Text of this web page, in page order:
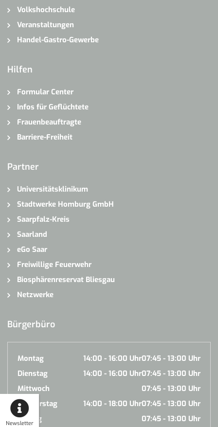
Newsletter
Volkshochschule
Veranstaltungen
Handel-Gastro-Gewerbe
Hilfen
Formular Center
Infos für Geflüchtete
Frauenbeauftragte
Barriere-Freiheit
Partner
Universitätsklinikum
Stadtwerke Homburg GmbH
Saarpfalz-Kreis
Saarland
eGo Saar
Freiwillige Feuerwehr
Biosphärenreservat Bliesgau
Netzwerke
Bürgerbüro
Montag 07:45 - 13:00 Uhr
14:00 - 16:00 Uhr
Dienstag
07:45 - 13:00 Uhr
14:00 - 16:00 Uhr
Mittwoch
07:45 - 13:00 Uhr
Donnerstag
07:45 - 13:00 Uhr
14:00 - 18:00 Uhr
Freitag
07:45 - 13:00 Uhr